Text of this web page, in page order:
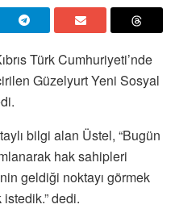
Türk Cumhuriyeti’nde
Güzelyurt Yeni Sosyal
bilgi alan Üstel, “Bugün
hak sahipleri
geldiği noktayı görmek
dedi.